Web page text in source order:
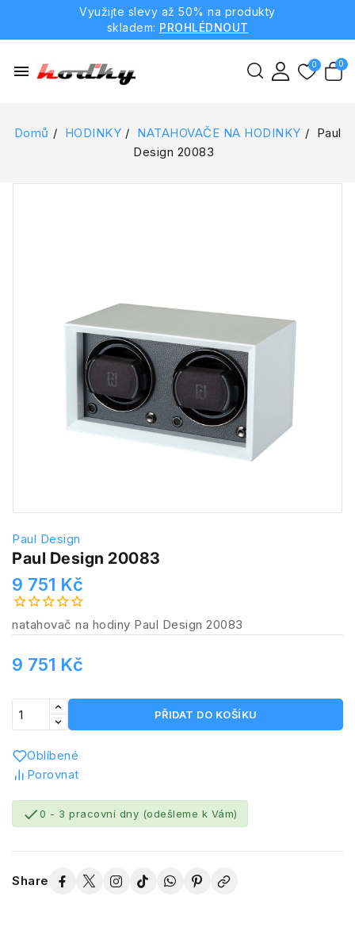
Využijte slevy až 50% na produkty
skladem: PROHLÉDNOUT
menu
Domů HODINKY NATAHOVAČE NA HODINKY
Paul
Design 20083
Paul Design
Paul Design 20083
9 751 Kč
natahovač na hodiny Paul Design 20083
9 751 Kč
PŘIDAT DO KOŠÍKU
Oblíbené
Porovnat
0 - 3 pracovní dny (odešleme k Vám)
Share